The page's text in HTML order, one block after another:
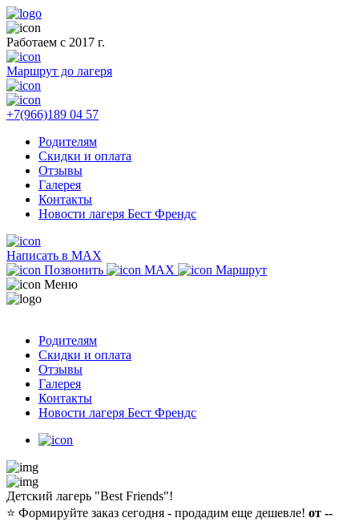
Работаем с 2017 г.
Маршрут до лагеря
+7(966)189 04 57
Родителям
Скидки и оплата
Отзывы
Галерея
Контакты
Новости лагеря Бест Френдс
Написать в MAX
Позвонить
MAX
Маршрут
Меню
Родителям
Скидки и оплата
Отзывы
Галерея
Контакты
Новости лагеря Бест Френдс
Детский лагерь "Best Friends"!
⭐️ Формируйте заказ сегодня - продадим еще дешевле! от --